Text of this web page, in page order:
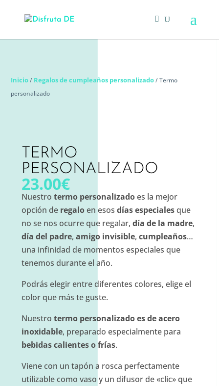
Inicio / Regalos de cumpleaños personalizado / Termo
personalizado
TERMO
PERSONALIZADO
23.00€
Nuestro termo personalizado es la mejor
opción de regalo en esosdías especialesque
no se nos ocurre que regalar,día de la madre,
día del padre,amigo invisible,cumpleaños…
una infinidad de momentos especiales que
tenemos durante el año.
Podrás elegir entre diferentes colores, elige el
color que más te guste.
Nuestrotermo personalizado es de acero
inoxidable, preparado especialmente para
bebidas calientes o frías.
Viene con un tapón a rosca perfectamente
utilizable como vaso y un difusor de «clic» que